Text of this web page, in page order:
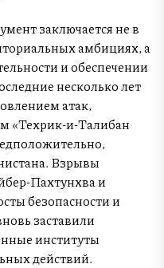
заключается не в
амбициях, а
и обеспечении
несколько лет
атак,
«Техрик-и-Талибан
Взрывы
Пахтунхва и
безопасности и
заставили
институты
действий.